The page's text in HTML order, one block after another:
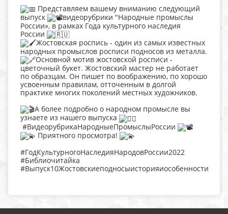
Представляем вашему вниманию следующий
выпуск
видеорубрики "Народные промыслы
России», в рамках Года культурного наследия
России
Жостовская роспись - один из самых известных
народных промыслов росписи подносов из металла.
Основной мотив жостовской росписи -
цветочный букет. Жостовский мастер не работает
по образцам. Он пишет по воображению, по хорошо
усвоенным правилам, отточенным в долгой
практике многих поколений местных художников.
А более подробно о народном промысле вы
узнаете из нашего выпуска
#ВидеорубрикаНародныеПромыслыРоссии
Приятного просмотра!
#ГодКультурногоНаследияНародовРоссии2022
#Библиочитайка
#Выпуск10Жостовскиеподносыисторияиособенности